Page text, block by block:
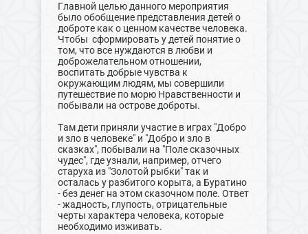
Главной целью данного мероприятия
было обобщение представления детей о
доброте как о ценном качестве человека.
Чтобы сформировать у детей понятие о
том, что все нуждаются в любви и
доброжелательном отношении,
воспитать добрые чувства к
окружающим людям, мы совершили
путешествие по морю Нравственности и
побывали на острове доброты.
Там дети приняли участие в играх "Добро
и зло в человеке" и "Добро и зло в
сказках", побывали на "Поле сказочных
чудес", где узнали, например, отчего
старуха из "Золотой рыбки" так и
осталась у разбитого корыта, а Буратино
- без денег на этом сказочном поле. Ответ
- жадность, глупость, отрицательные
черты характера человека, которые
необходимо изживать.